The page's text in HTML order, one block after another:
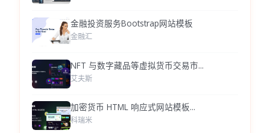
金融投资服务Bootstrap网站模板
金融汇
NFT 与数字藏品等虚拟货币交易市...
艾夫斯
加密货币 HTML 响应式网站模板...
科瑞米